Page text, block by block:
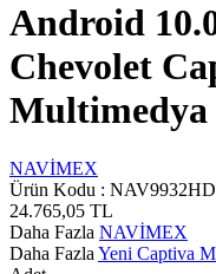
Android
Chevolet
Multimedya
NAVİMEX
Ürün Kodu : NAV9932HD
24.765,05 TL
Daha Fazla NAVİMEX
Daha Fazla Yeni Captiva